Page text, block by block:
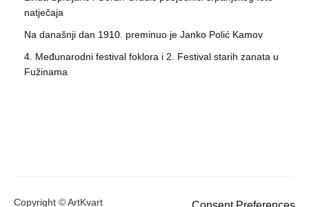
natječaja
Na današnji dan 1910. preminuo je Janko Polić Kamov
4. Međunarodni festival foklora i 2. Festival starih zanata u
Fužinama
Copyright © ArtKvart